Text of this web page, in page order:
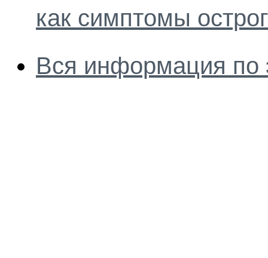
как симптомы
Вся информация по